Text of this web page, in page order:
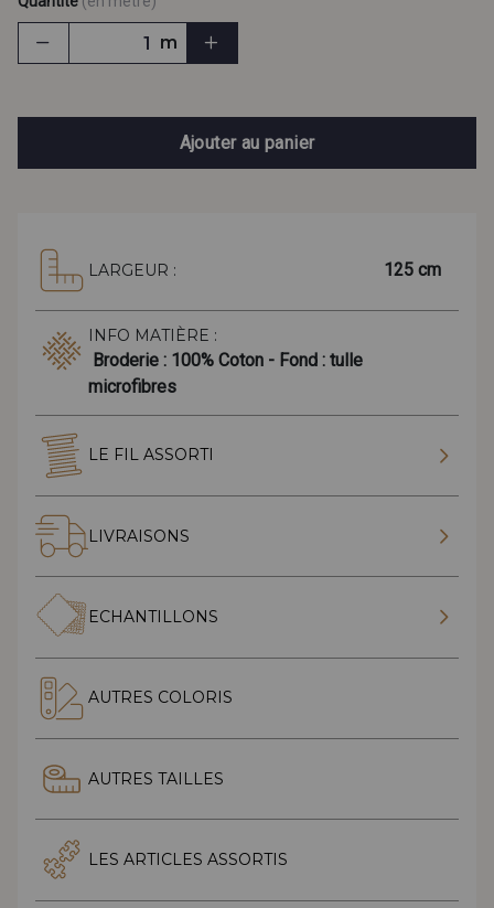
m
Ajouter au panier
LARGEUR : 125 cm
INFO MATIÈRE :
Broderie : 100% Coton - Fond : tulle
microfibres
LE FIL ASSORTI
LIVRAISONS
ECHANTILLONS
AUTRES COLORIS
AUTRES TAILLES
LES ARTICLES ASSORTIS